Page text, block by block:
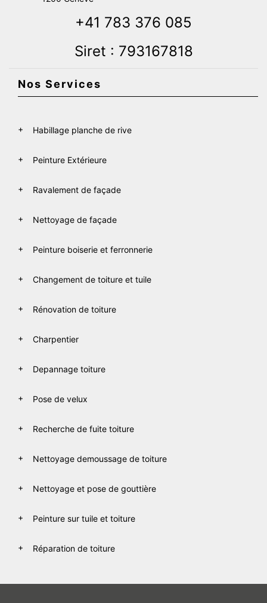
+41 783 376 085
Siret : 793167818
Nos Services
Habillage planche de rive
Peinture Extérieure
Ravalement de façade
Nettoyage de façade
Peinture boiserie et ferronnerie
Changement de toiture et tuile
Rénovation de toiture
Charpentier
Depannage toiture
Pose de velux
Recherche de fuite toiture
Nettoyage demoussage de toiture
Nettoyage et pose de gouttière
Peinture sur tuile et toiture
Réparation de toiture